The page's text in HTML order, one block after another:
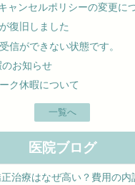
ャンセルポリシーの変更に
復旧しました
信ができない状態です。
お知らせ
ク休暇について
一覧へ
医院ブログ
治療はなぜ高い？費用の内